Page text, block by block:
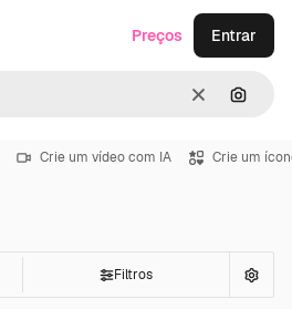
Limpar
Preços Entrar
Crie um vídeo com IA Crie um
Filtros